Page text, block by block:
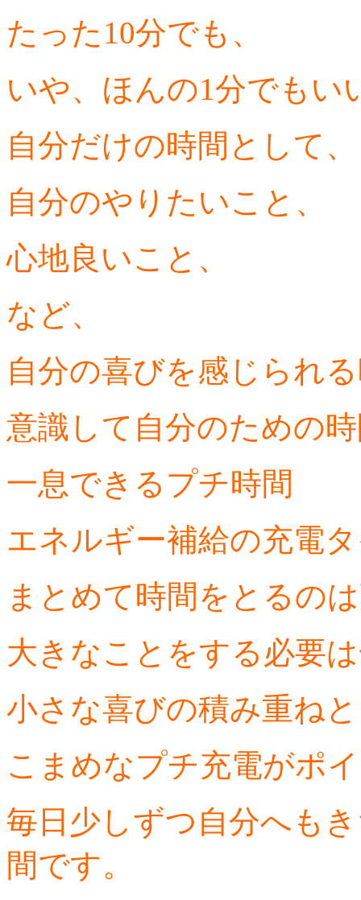
たった10分でも、
いや、ほんの1分でもい
自分だけの時間として、
自分のやりたいこと、
心地良いこと、
など、
自分の喜びを感じられ
意識して自分のための
一息できるプチ時間
エネルギー補給の充電
まとめて時間をとるの
大きなことをする必要
小さな喜びの積み重ねと
こまめなプチ充電がポ
毎日少しずつ自分へも
間です。